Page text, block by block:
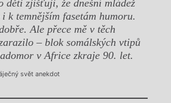
děti zjišťuji, že dnešní mládež
k temnějším fasetám humoru.
Ale přece mě v těch
– blok somálských vtipů
v Africe zkraje 90. let.
svět anekdot